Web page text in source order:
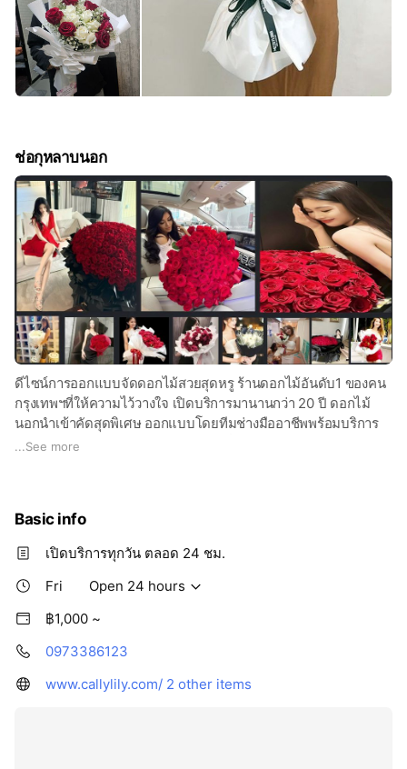
ช่อกุหลาบนอก
ดีไซน์การออกแบบจัดดอกไม้สวยสุดหรู ร้านดอกไม้อันดับ1 ของคน
กรุงเทพฯที่ให้ความไว้วางใจ เปิดบริการมานานกว่า 20 ปี ดอกไม้
นอกนำเข้าคัดสุดพิเศษ ออกแบบโดยทีมช่างมืออาชีพพร้อมบริการ
จัดส่ง เปิดบริการทุกวัน จัดส่งด่วน! ได้ทั่วกรุงเทพฯ ตลอด 24 ชม. ค่ะ
...See more
Basic info
เปิดบริการทุกวัน ตลอด 24 ชม.
Fri
Open 24 hours
฿1,000 ~
0973386123
www.callylily.com/ 2 other items